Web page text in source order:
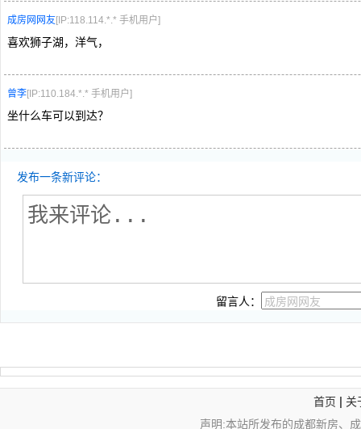
成房网网友[IP:118.114.*.* 手机用户]
喜欢狮子湖，洋气，
曾李[IP:110.184.*.* 手机用户]
坐什么车可以到达？
发布一条新评论：
留言人：
首页 | 关
声明:本站所发布的成都新房、